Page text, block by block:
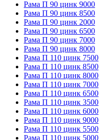
Рама П 90 цинк 9000
Рама П 90 цинк 8500
Рама П 90 цинк 2000
Рама П 90 цинк 6500
Рама П 90 цинк 7000
Рама П 90 цинк 8000
Рама П 110 цинк 7500
Рама П 110 цинк 8500
Рама П 110 цинк 8000
Рама П 110 цинк 7000
Рама П 110 цинк 6500
Рама П 110 цинк 3500
Рама П 110 цинк 6000
Рама П 110 цинк 9000
Рама П 110 цинк 5500
Рама П 110 цинк 5000